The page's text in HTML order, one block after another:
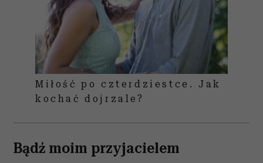
Miłość po czterdziestce. Jak
kochać dojrzale?
Bądź moim przyjacielem